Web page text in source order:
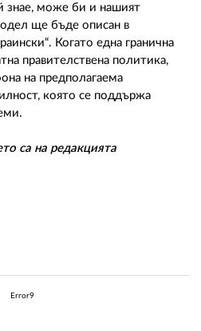
знае, може би и нашият
ще бъде описан в
Когато една гранична
правителствена политика,
на предполагаема
която се поддържа
са на редакцията
Error9